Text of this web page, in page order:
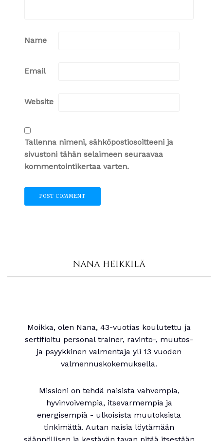
Name
Email
Website
Tallenna nimeni, sähköpostiosoitteeni ja
sivustoni tähän selaimeen seuraavaa
kommentointikertaa varten.
NANA HEIKKILÄ
Moikka, olen Nana, 43-vuotias koulutettu ja
sertifioitu personal trainer, ravinto-, muutos-
ja psyykkinen valmentaja yli 13 vuoden
valmennuskokemuksella.
Missioni on tehdä naisista vahvempia,
hyvinvoivempia, itsevarmempia ja
energisempiä - ulkoisista muutoksista
tinkimättä. Autan naisia löytämään
säännöllisen ja kestävän tavan pitää itsestään